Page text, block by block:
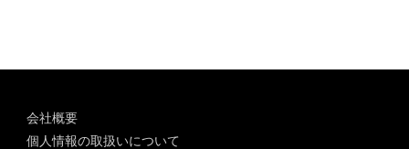
会社概要
個人情報の取扱いについて